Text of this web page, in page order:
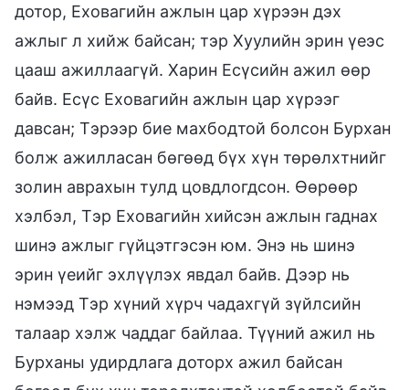
дотор, Еховагийн ажлын цар хүрээн дэх
ажлыг л хийж байсан; тэр Хуулийн эрин үеэс
цааш ажиллаагүй. Харин Есүсийн ажил өөр
байв. Есүс Еховагийн ажлын цар хүрээг
давсан; Тэрээр бие махбодтой болсон Бурхан
болж ажилласан бөгөөд бүх хүн төрөлхтнийг
золин аврахын тулд цовдлогдсон. Өөрөөр
хэлбэл, Тэр Еховагийн хийсэн ажлын гаднах
шинэ ажлыг гүйцэтгэсэн юм. Энэ нь шинэ
эрин үеийг эхлүүлэх явдал байв. Дээр нь
нэмээд Тэр хүний хүрч чадахгүй зүйлсийн
талаар хэлж чаддаг байлаа. Түүний ажил нь
Бурханы удирдлага доторх ажил байсан